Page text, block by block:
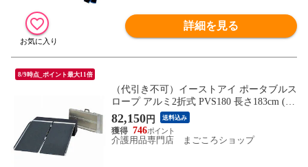
詳細を見る
8/9時点_ポイント最大11倍
（代引き不可）イーストアイ ポータブルス
ロープ アルミ2折式 PVS180 長さ183cm (車
椅子 スロープ 段差解消スロープ 屋外用 段
差スロープ 介護 スロープ 介護 用 スロー
プ) 介護用品
82,150円 送料込み
746
介護用品専門店 まごころショップ